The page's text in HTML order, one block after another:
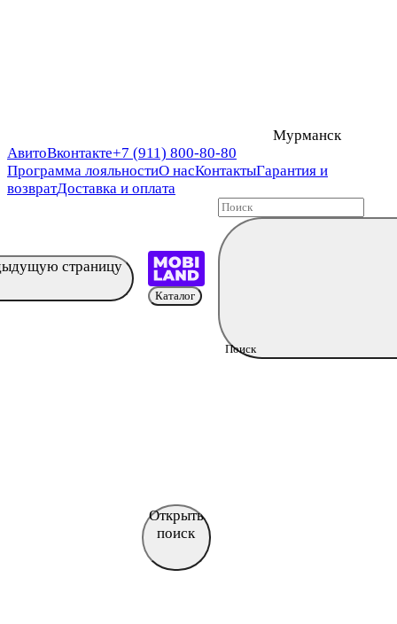
Мурманск
АвитоВконтакте+7 (911) 800-80-80
Программа лояльностиО насКонтактыГарантия и
возвратДоставка и оплата
страницу
Каталог
Поиск
Открыть
поиск